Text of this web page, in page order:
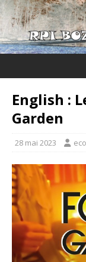
English :
Garden
28 mai 2023